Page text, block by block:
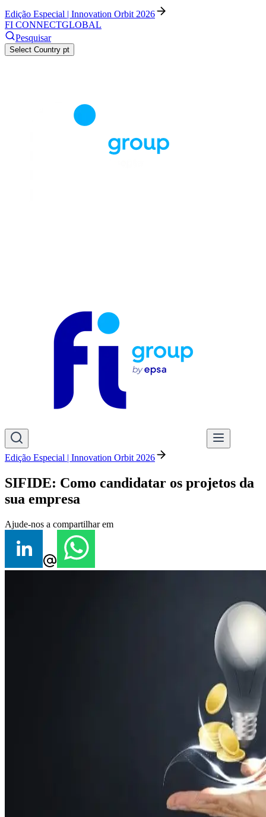
Edição Especial | Innovation Orbit 2026
FI CONNECTGLOBAL
Pesquisar
Select Country pt
Edição Especial | Innovation Orbit 2026
SIFIDE: Como candidatar os projetos da
sua empresa
Ajude-nos a compartilhar em